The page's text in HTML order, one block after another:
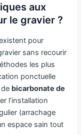
aux
le gravier ?
pour
sans recourir
les plus
ponctuelle
bicarbonate de
l’installation
(arrachage
espace sain tout